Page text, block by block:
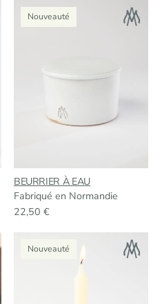
Nouveauté
BEURRIER À EAU
Fabriqué en Normandie
22,50 €
Nouveauté